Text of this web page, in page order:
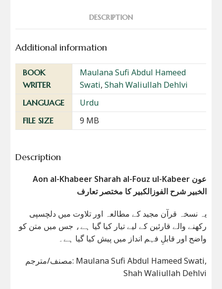
DESCRIPTION
Additional information
BOOK
WRITER
Maulana Sufi Abdul Hameed
Swati,Shah Waliullah Dehlvi
LANGUAGE Urdu
FILE SIZE 9 MB
Description
Aon al-Khabeer Sharah al-Fouz ul-Kabeer عون
الخبیر شرح الفوزالکبیر کا مختصر تعارف
یہ نسخہ قرآن مجید کے مطالعہ اور تلاوت میں دلچسپی
رکھنے والے قارئین کے لیے تیار کیا گیا ہے، جس میں متن کو
واضح اور قابلِ فہم انداز میں پیش کیا گیا ہے۔
مصنف/مترجم: Maulana Sufi Abdul Hameed Swati,
Shah Waliullah Dehlvi